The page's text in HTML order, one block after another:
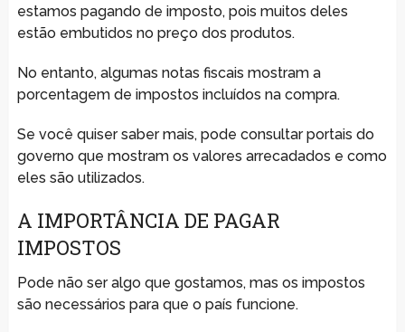
estamos pagando de imposto, pois muitos deles
estão embutidos no preço dos produtos.
No entanto, algumas notas fiscais mostram a
porcentagem de impostos incluídos na compra.
Se você quiser saber mais, pode consultar portais do
governo que mostram os valores arrecadados e como
eles são utilizados.
A IMPORTÂNCIA DE PAGAR
IMPOSTOS
Pode não ser algo que gostamos, mas os impostos
são necessários para que o país funcione.